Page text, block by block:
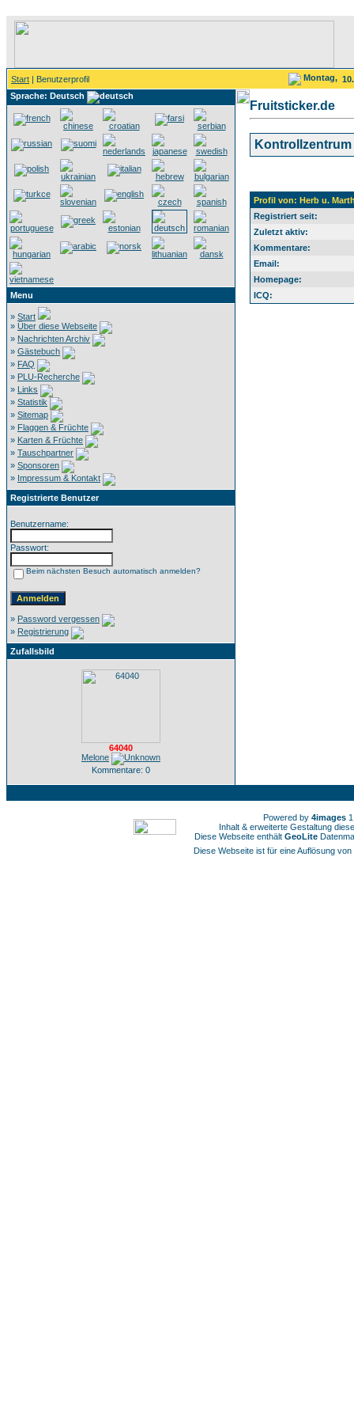
Start | Benutzerprofil Montag,
Sprache: Deutsch
Menu
» Start
» Über diese Webseite
» Nachrichten Archiv
» Gästebuch
» FAQ
» PLU-Recherche
» Links
» Statistik
» Sitemap
» Flaggen & Früchte
» Karten & Früchte
» Tauschpartner
» Sponsoren
» Impressum & Kontakt
Registrierte Benutzer
Benutzername:
Passwort:
Beim nächsten Besuch automatisch anmelden?
» Password vergessen
» Registrierung
Zufallsbild
64040
Melone
Kommentare: 0
Fruitsticker.de
Kontrollzentrum
Profil von: Herb u.
Registriert seit:
Zuletzt aktiv:
Kommentare:
Email:
Homepage:
ICQ:
Powered by 4images
Inhalt & erweiterte Gestaltung
Diese Webseite enthält GeoLite
Diese Webseite ist für eine Auflösung